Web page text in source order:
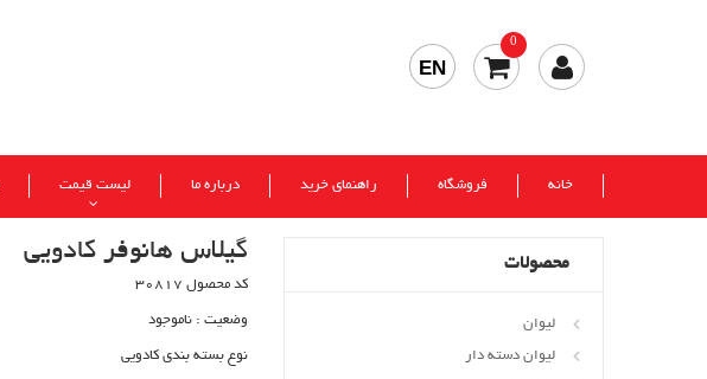
0
EN
خانه فروشگاه راهنمای خرید درباره ما لیست قیمت
گیلاس هانوفر کادویی
کد محصول 30817
وضعیت : ناموجود
نوع بسته بندی کادویی
محصولات
لیوان
لیوان دسته دار